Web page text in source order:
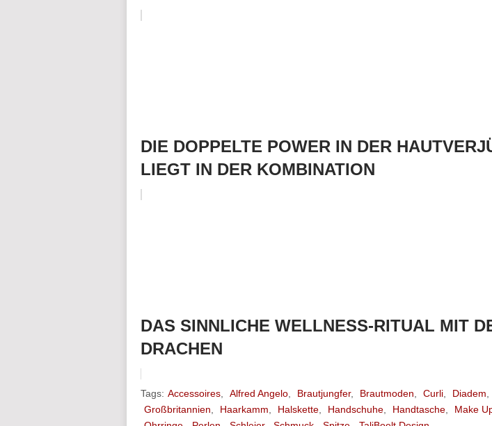
DIE DOPPELTE POWER IN DER
LIEGT IN DER KOMBINATION
DAS SINNLICHE WELLNESS-RITUAL MIT
DRACHEN
Tags: Accessoires Alfred Angelo Brautjungfer, Brautmoden Curli Diadem
Großbritannien
Haarkamm Halskette Handschuhe Handtasche Make